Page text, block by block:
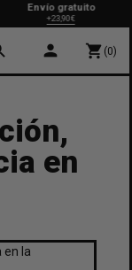
person shopping_cart (0)
en